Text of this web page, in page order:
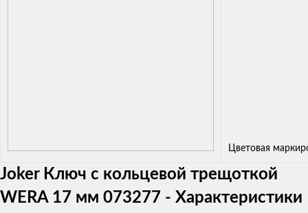
Цветовая
Joker Ключ с кольцевой трещоткой
WERA 17 мм 073277 - Характеристики